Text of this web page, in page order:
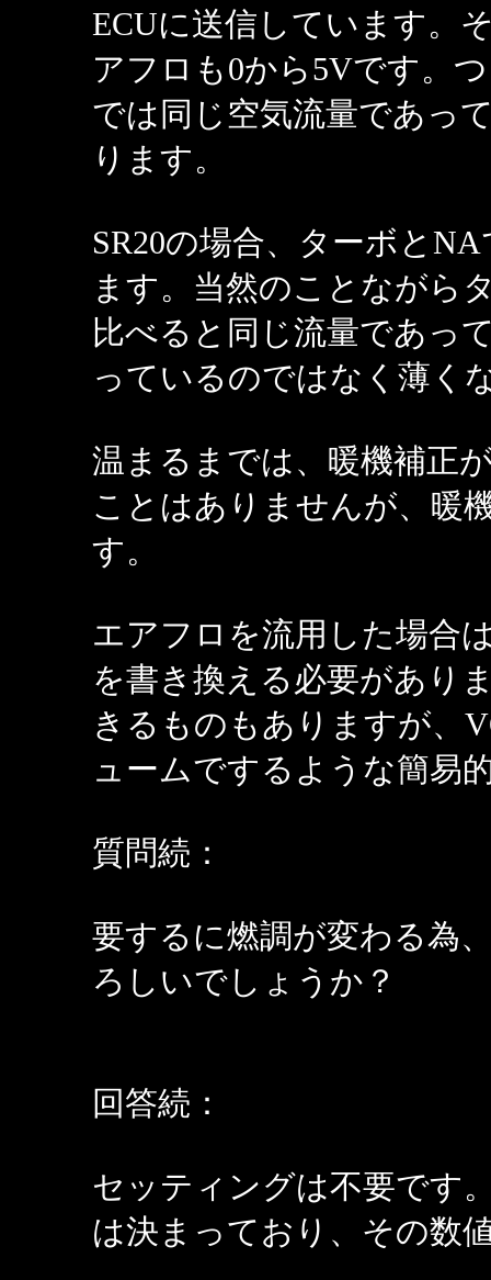
ECUに送信しています。
アフロも0から5Vです。
では同じ空気流量であっ
ります。
SR20の場合、ターボと
ます。当然のことながら
比べると同じ流量であっ
っているのではなく薄く
温まるまでは、暖機補正
ことはありませんが、暖
す。
エアフロを流用した場合
を書き換える必要があり
きるものもありますが、
ュームでするような簡易
質問続：
要するに燃調が変わる為
ろしいでしょうか？
回答続：
セッティングは不要です
は決まっており、その数